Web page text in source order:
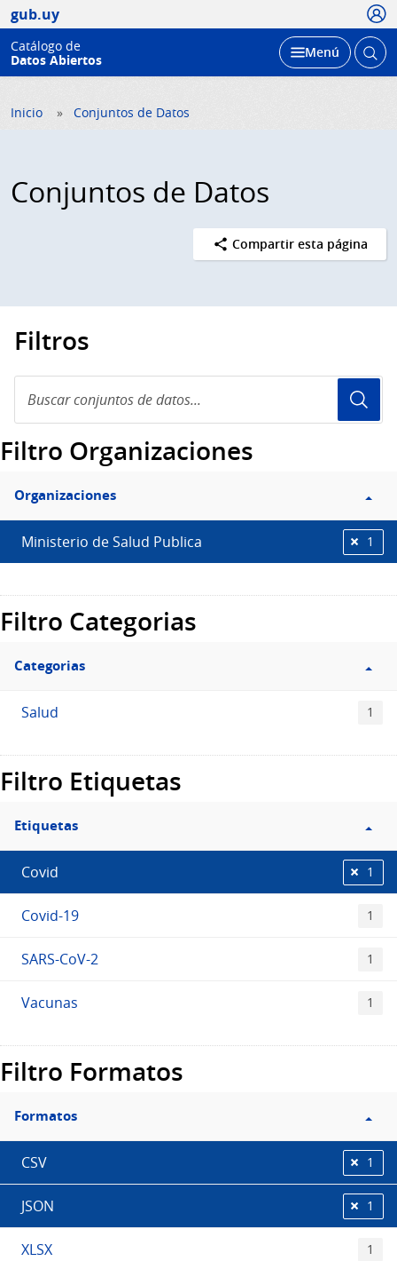
gub.uy
Catálogo de
Datos Abiertos
Desplegar
Menú Abrir
Inicio Conjuntos de Datos
Conjuntos de Datos
Compartir esta página
Filtros
conjuntos
de
datos...
Filtro Organizaciones
Organizaciones
Ministerio de Salud Publica 1
Filtro Categorias
Categorias
Salud 1
Filtro Etiquetas
Etiquetas
Covid 1
Covid-19 1
SARS-CoV-2 1
Vacunas 1
Filtro Formatos
Formatos
CSV 1
JSON 1
XLSX 1